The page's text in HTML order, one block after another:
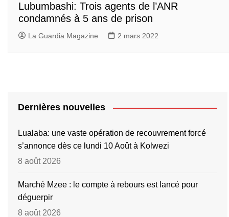
Lubumbashi: Trois agents de l’ANR
condamnés à 5 ans de prison
La Guardia Magazine 2 mars 2022
Dernières nouvelles
Lualaba: une vaste opération de recouvrement forcé
s’annonce dès ce lundi 10 Août à Kolwezi
8 août 2026
Marché Mzee : le compte à rebours est lancé pour
déguerpir
8 août 2026